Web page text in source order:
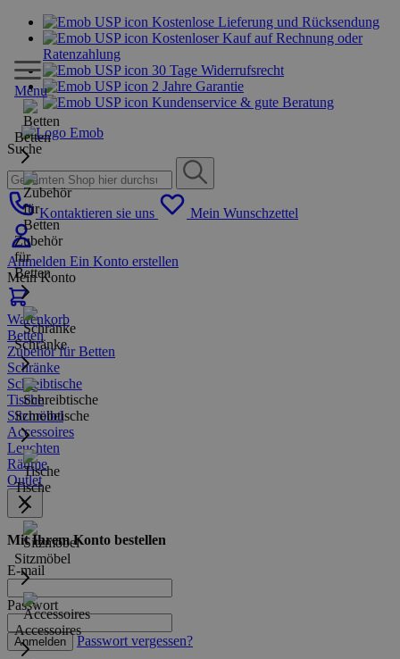
Kostenlose Lieferung und Rücksendung
Kostenloser Kauf auf Rechnung oder
Ratenzahlung
30 Tage Widerrufsrecht
2 Jahre Garantie
Kundenservice & gute Beratung
Suche
Kontaktieren sie uns Mein Wunschzettel
Anmelden Ein Konto erstellen
Mein Konto
Warenkorb
Menu
Betten
Zubehör
für
Betten
Schränke
Schreibtische
Tische
Sitzmöbel
Accessoires
Betten
Zubehör für Betten
Schränke
Schreibtische
Tische
Sitzmöbel
Accessoires
Leuchten
Räume
Outlet
Mit Ihrem Konto bestellen
E-mail
Passwort
Anmelden Passwort vergessen?